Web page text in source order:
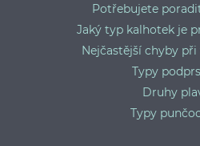
Potřebujete
Jaký typ kalhotek je
Nejčastější chyby
Typy
Druhy
Typy